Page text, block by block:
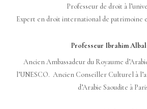
Professeur de droit à
Expert en droit international de patrimoine
Professeur Ibrahim
Ancien Ambassadeur du Royaume
l’UNESCO. Ancien Conseiller Culturel à
d’Arabie Saoudite à